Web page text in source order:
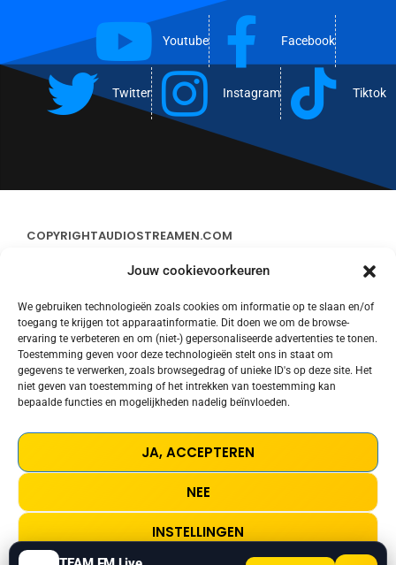
Jouw cookievoorkeuren
We gebruiken technologieën zoals cookies om informatie op te slaan en/of
toegang te krijgen tot apparaatinformatie. Dit doen we om de browse-
ervaring te verbeteren en om (niet-) gepersonaliseerde advertenties te tonen.
Toestemming geven voor deze technologieën stelt ons in staat om
gegevens te verwerken, zoals browsegedrag of unieke ID's op deze site. Het
niet geven van toestemming of het intrekken van toestemming kan
bepaalde functies en mogelijkheden nadelig beïnvloeden.
JA, ACCEPTEREN
NEE
INSTELLINGEN
Youtube Facebook
Twitter Instagram Tiktok
COPYRIGHTAUDIOSTREAMEN.COM
CONTACT
STREAMS
COOKIE POLICY (EU)
TERMS AND CONDITIONS